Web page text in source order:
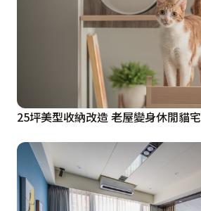
25坪美型收納改造 老屋變身休閒貓宅